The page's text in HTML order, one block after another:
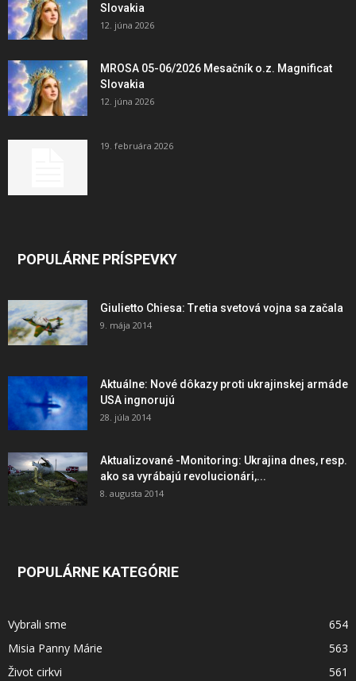
Slovakia
12. júna 2026
MROSA 05-06/2026 Mesačník o.z. Magnificat
Slovakia
12. júna 2026
19. februára 2026
POPULÁRNE PRÍSPEVKY
Giulietto Chiesa: Tretia svetová vojna sa začala
9. mája 2014
Aktuálne: Nové dôkazy proti ukrajinskej armáde
USA ingnorujú
28. júla 2014
Aktualizované -Monitoring: Ukrajina dnes, resp.
ako sa vyrábajú revolucionári,...
8. augusta 2014
POPULÁRNE KATEGÓRIE
Vybrali sme
654
Misia Panny Márie
563
Život cirkvi
561